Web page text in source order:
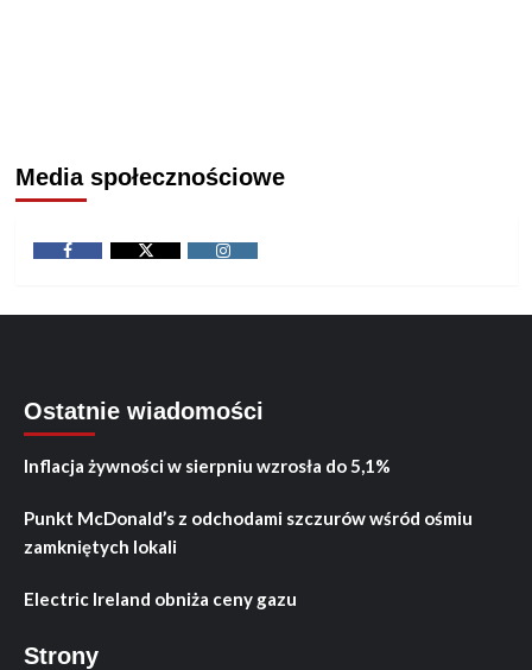
Media społecznościowe
Ostatnie wiadomości
Inflacja żywności w sierpniu wzrosła do 5,1%
Punkt McDonald’s z odchodami szczurów wśród ośmiu
zamkniętych lokali
Electric Ireland obniża ceny gazu
Strony